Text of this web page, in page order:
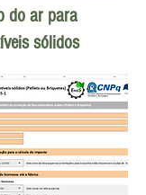
do ar para
sólidos